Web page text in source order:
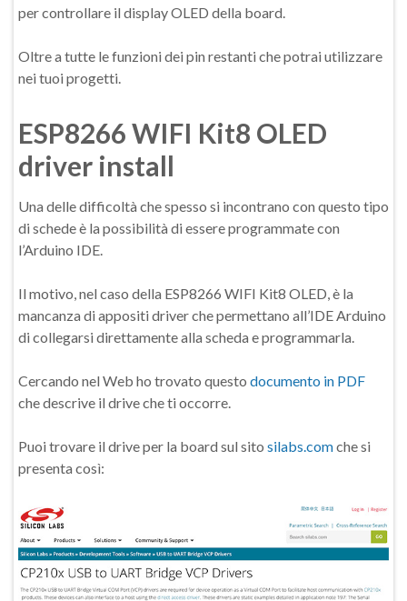
per controllare il display OLED della board.
Oltre a tutte le funzioni dei pin restanti che potrai utilizzare
nei tuoi progetti.
ESP8266 WIFI Kit8 OLED
driver install
Una delle difficoltà che spesso si incontrano con questo tipo
di schede è la possibilità di essere programmate con
l’Arduino IDE.
Il motivo, nel caso della ESP8266 WIFI Kit8 OLED, è la
mancanza di appositi driver che permettano all’IDE Arduino
di collegarsi direttamente alla scheda e programmarla.
Cercando nel Web ho trovato questo documento in PDF
che descrive il drive che ti occorre.
Puoi trovare il drive per la board sul sito silabs.comche si
presenta così: